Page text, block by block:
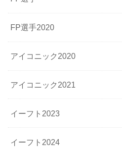
FP選手2020
アイコニック2020
アイコニック2021
イーフト2023
イーフト2024